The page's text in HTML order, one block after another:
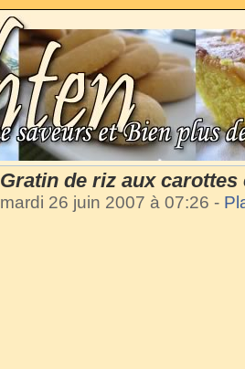
Gratin de riz aux carottes
mardi 26 juin 2007 à 07:26 -